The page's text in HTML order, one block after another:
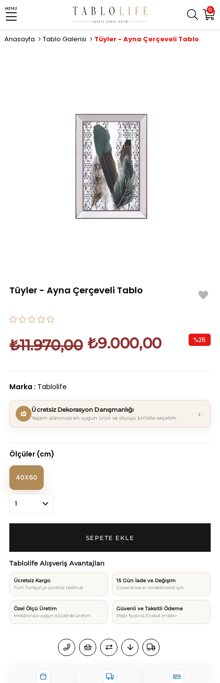
0
MENU
Anasayfa Tablo Galerisi Tüyler - Ayna Çerçeveli Tablo
Tüyler - Ayna Çerçeveli Tablo
₺11.970,00 ₺9.000,00 %25
Marka : Tablolife
Ücretsiz Dekorasyon Danışmanlığı
Yaşam alanınıza en uygun ürün ve ölçüyü birlikte seçelim. ›
Ölçüler (cm)
40X60
Tablolife Alışveriş Avantajları
Ücretsiz Kargo
Tüm Türkiye’ye ücretsiz teslimat
15 Gün İade ve Değişim
Güvenle karar verebilmeniz için
Özel Ölçü Üretim
Mekânınıza uygun ölçülerde üretim
Güvenli ve Taksitli Ödeme
Peşin fiyatına 3 taksit imkânı